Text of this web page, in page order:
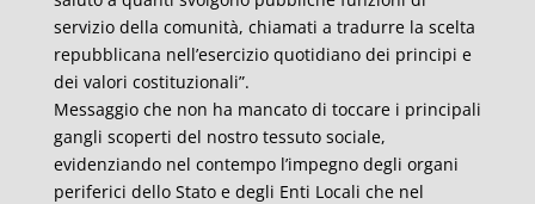
servizio della comunità, chiamati a tradurre la scelta
repubblicana nell’esercizio quotidiano dei principi e
dei valori costituzionali”.
Messaggio che non ha mancato di toccare i principali
gangli scoperti del nostro tessuto sociale,
evidenziando nel contempo l’impegno degli organi
periferici dello Stato e degli Enti Locali che nel